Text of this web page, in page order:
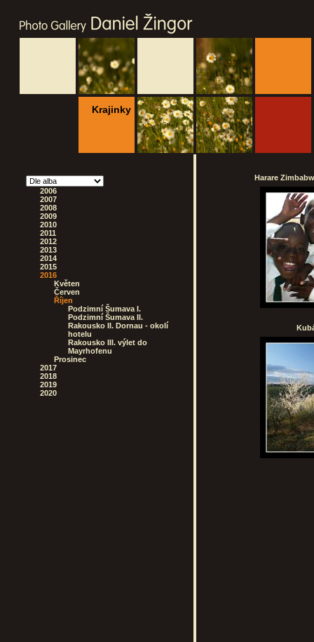
Krajinky
2006
2007
2008
2009
2010
2011
2012
2013
2014
2015
2016
Květen
Červen
Říjen
Podzimní Šumava I.
Podzimní Šumava II.
Rakousko II. Dornau - okolí
hotelu
Rakousko III. výlet do
Mayrhofenu
Prosinec
2017
2018
2019
2020
Harare